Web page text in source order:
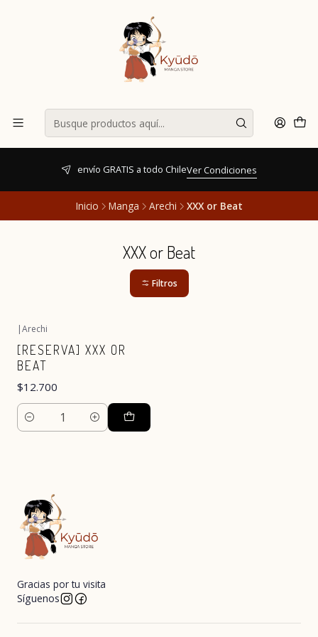
envío GRATIS a todo ChileVer Condiciones
Inicio Manga Arechi XXX or Beat
XXX or Beat
Filtros
|Arechi
[RESERVA] XXX OR
BEAT
$12.700
Cantidad
Gracias por tu visita
Síguenos